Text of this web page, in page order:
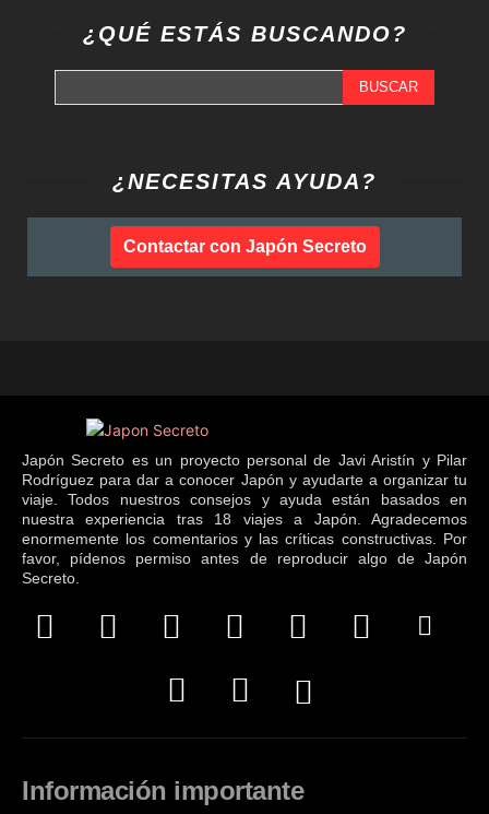
¿QUÉ ESTÁS BUSCANDO?
BUSCAR
¿NECESITAS AYUDA?
Contactar con Japón Secreto
Japón Secreto es un proyecto personal de Javi Aristín y Pilar
Rodríguez para dar a conocer Japón y ayudarte a organizar tu
viaje. Todos nuestros consejos y ayuda están basados en
nuestra experiencia tras 18 viajes a Japón. Agradecemos
enormemente los comentarios y las críticas constructivas. Por
favor, pídenos permiso antes de reproducir algo de Japón
Secreto.
Información importante